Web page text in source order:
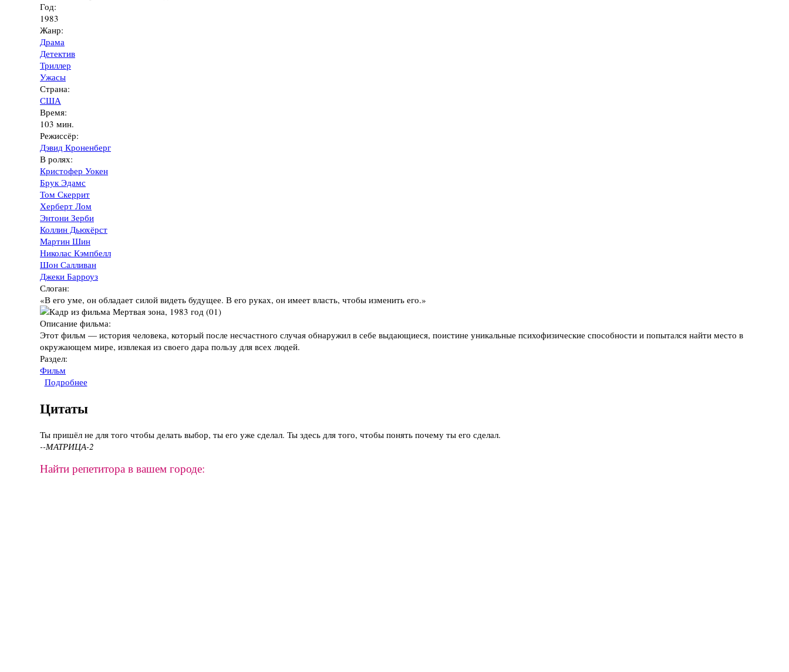
Год:
1983
Жанр:
Драма
Детектив
Триллер
Ужасы
Страна:
США
Время:
103 мин.
Режиссёр:
Дэвид Кроненберг
В ролях:
Кристофер Уокен
Брук Эдамс
Том Скеррит
Херберт Лом
Энтони Зерби
Коллин Дьюхёрст
Мартин Шин
Николас Кэмпбелл
Шон Салливан
Джеки Барроуз
Слоган:
«В его уме, он обладает силой видеть будущее. В его руках, он имеет власть, чтобы изменить его.»
Описание фильма:
Этот фильм — история человека, который после несчастного случая обнаружил в себе выдающиеся, поистине уникальные психофизические способности и попытался найти место в
окружающем мире, извлекая из своего дара пользу для всех людей.
Раздел:
Фильм
Подробнее
Цитаты
Ты пришёл не для того чтобы делать выбор, ты его уже сделал. Ты здесь для того, чтобы понять почему ты его сделал.
--МАТРИЦА-2
Найти репетитора в вашем городе: